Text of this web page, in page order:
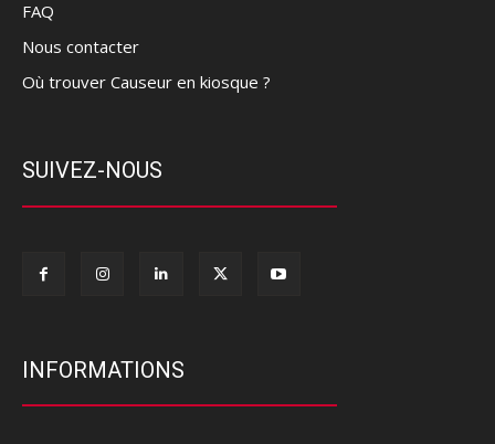
FAQ
Nous contacter
Où trouver Causeur en kiosque ?
SUIVEZ-NOUS
INFORMATIONS